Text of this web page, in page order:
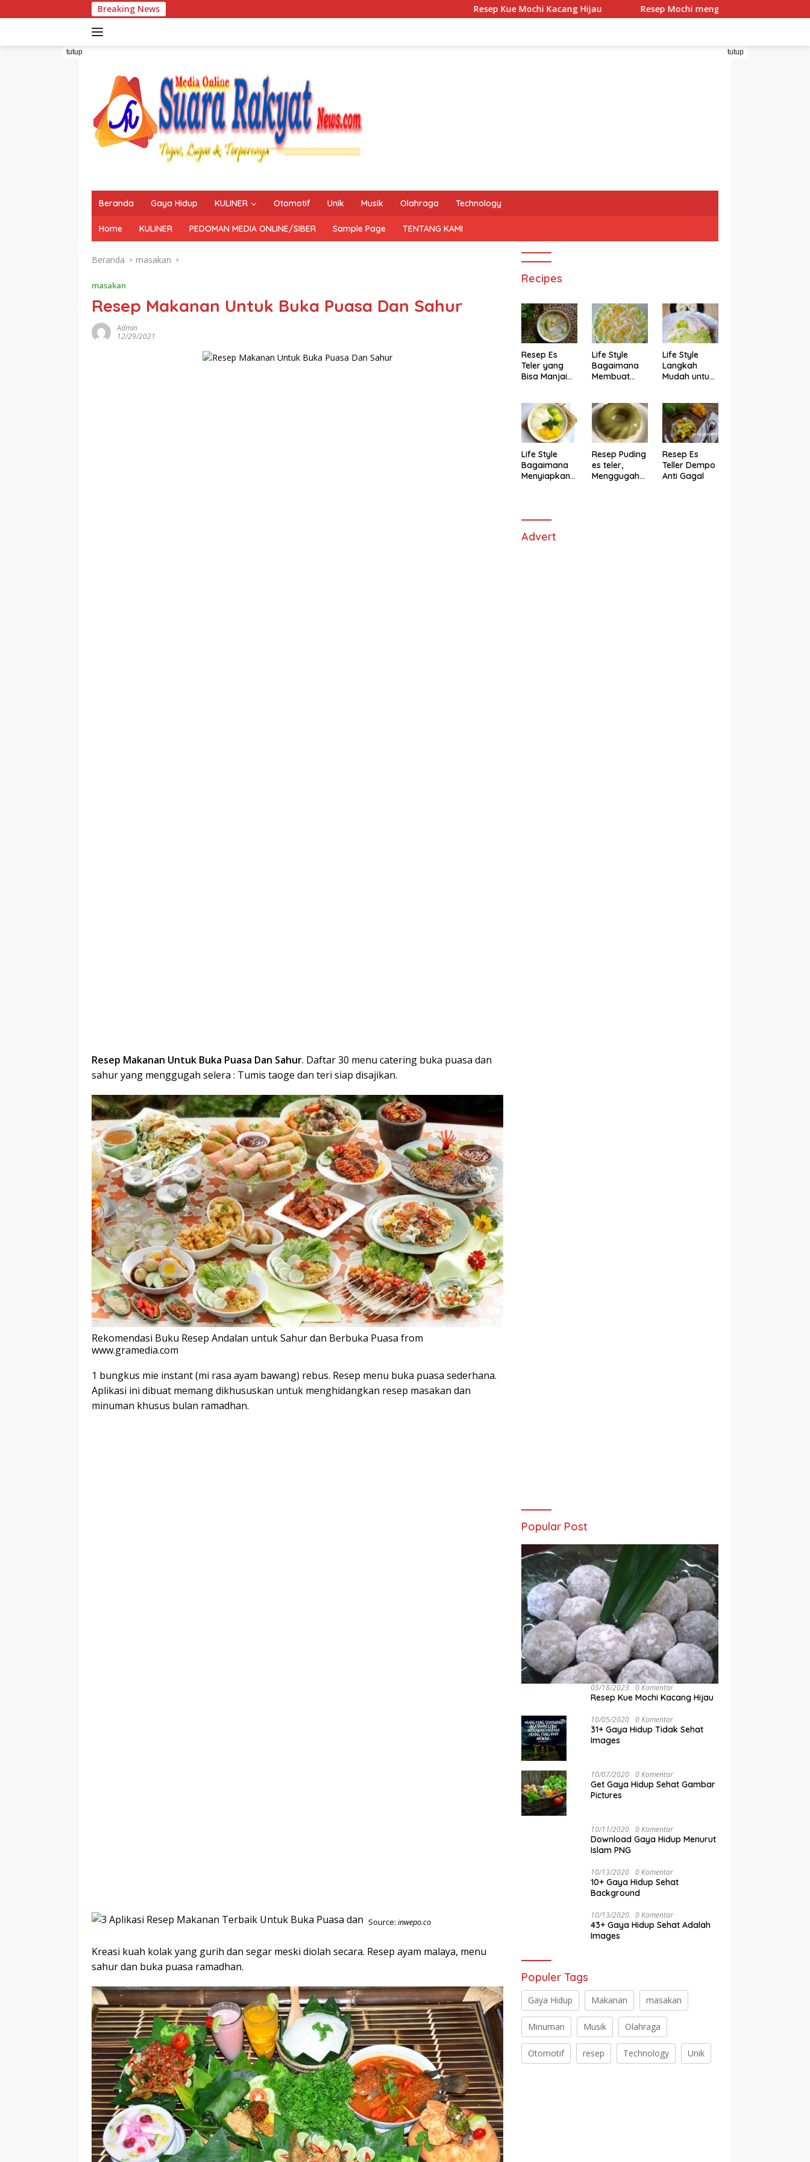
ke
Breaking News Resep Kue Mochi Kacang Hijau Resep Mochi menggo Resep Mochi
tutup tutup
Beranda Gaya Hidup KULINER Otomotif Unik Musik Olahraga Technology
Home KULINER PEDOMAN MEDIA ONLINE/SIBER Sample Page TENTANG KAMI
Beranda masakan
masakan
Resep Makanan Untuk Buka Puasa Dan Sahur
Admin
12/29/2021
Resep Makanan Untuk Buka Puasa Dan Sahur. Daftar 30 menu catering buka puasa dan
sahur yang menggugah selera : Tumis taoge dan teri siap disajikan.
Rekomendasi Buku Resep Andalan untuk Sahur dan Berbuka Puasa from
www.gramedia.com
1 bungkus mie instant (mi rasa ayam bawang) rebus. Resep menu buka puasa sederhana.
Aplikasi ini dibuat memang dikhususkan untuk menghidangkan resep masakan dan
minuman khusus bulan ramadhan.
Source: inwepo.co
Kreasi kuah kolak yang gurih dan segar meski diolah secara. Resep ayam malaya, menu
sahur dan buka puasa ramadhan.
Recipes
Resep Es
Teler yang
Bisa Manjain
Life Style
Bagaimana
Membuat
Life Style
Langkah
Mudah untuk
Alpukat
Magicom,
Enak Banget
Life Style
Bagaimana
Menyiapkan
Selera
Resep Puding
es teler,
Menggugah
Resep Es
Teller Dempo
Anti Gagal
Advert
Popular Post
05/18/2023 0 Komentar
Resep Kue Mochi Kacang Hijau
10/05/2020 0 Komentar
31+ Gaya Hidup Tidak Sehat
Images
10/07/2020 0 Komentar
Get Gaya Hidup Sehat Gambar
Pictures
10/11/2020 0 Komentar
Download Gaya Hidup Menurut
Islam PNG
10/13/2020 0 Komentar
10+ Gaya Hidup Sehat
Background
10/13/2020 0 Komentar
43+ Gaya Hidup Sehat Adalah
Images
Populer Tags
Gaya Hidup Makanan masakan
Minuman Musik Olahraga
Otomotif resep Technology Unik